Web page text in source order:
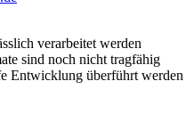
verarbeitet werden
sind noch nicht tragfähig
Entwicklung überführt werden